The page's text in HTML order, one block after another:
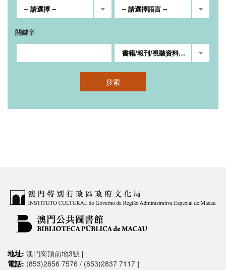
-- 請選擇 -- -- 請選擇語言 --
關鍵字
書籍/報刊/視聽資料名稱
搜索
地址: 澳門崗頂前地3號 |
電話: (853)2856 7576 / (853)2837 7117 |